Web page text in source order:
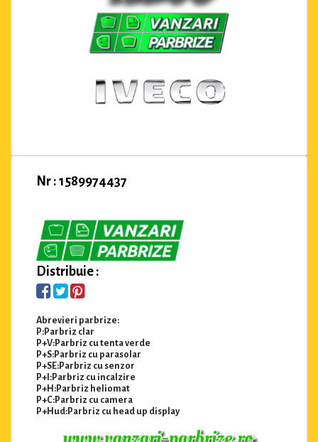
Nr : 1589974437
Distribuie :
Abrevieri parbrize:
P:Parbriz clar
P+V:Parbriz cu tenta verde
P+S:Parbriz cu parasolar
P+SE:Parbriz cu senzor
P+I:Parbriz cu incalzire
P+H:Parbriz heliomat
P+C:Parbriz cu camera
P+Hud:Parbriz cu head up display